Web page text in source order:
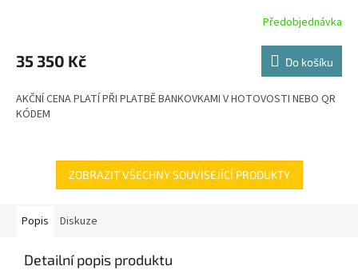
R
M
A
Předobjednávka
35 350 Kč Do košíku
AKČNÍ CENA PLATÍ PŘI PLATBĚ BANKOVKAMI V HOTOVOSTI NEBO QR
KÓDEM
ZOBRAZIT VŠECHNY SOUVISEJÍCÍ PRODUKTY
Popis Diskuze
Detailní popis produktu